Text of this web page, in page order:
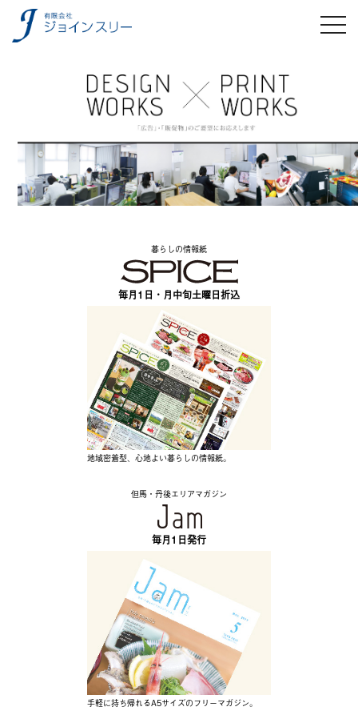
暮らしの情報紙
毎月1日・月中旬土曜日折込
地域密着型、心地よい暮らしの情報紙。
但馬・丹後エリアマガジン
毎月1日発行
手軽に持ち帰れるA5サイズのフリーマガジン。